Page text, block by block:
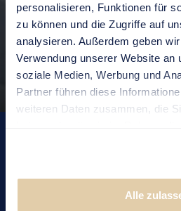
personalisieren, Funktionen für
zu können und die Zugriffe auf
analysieren. Außerdem geben
Verwendung unserer Website an
soziale Medien, Werbung und
Partner führen diese
weiteren Daten zusammen, die
Alle
DE|
Apartment